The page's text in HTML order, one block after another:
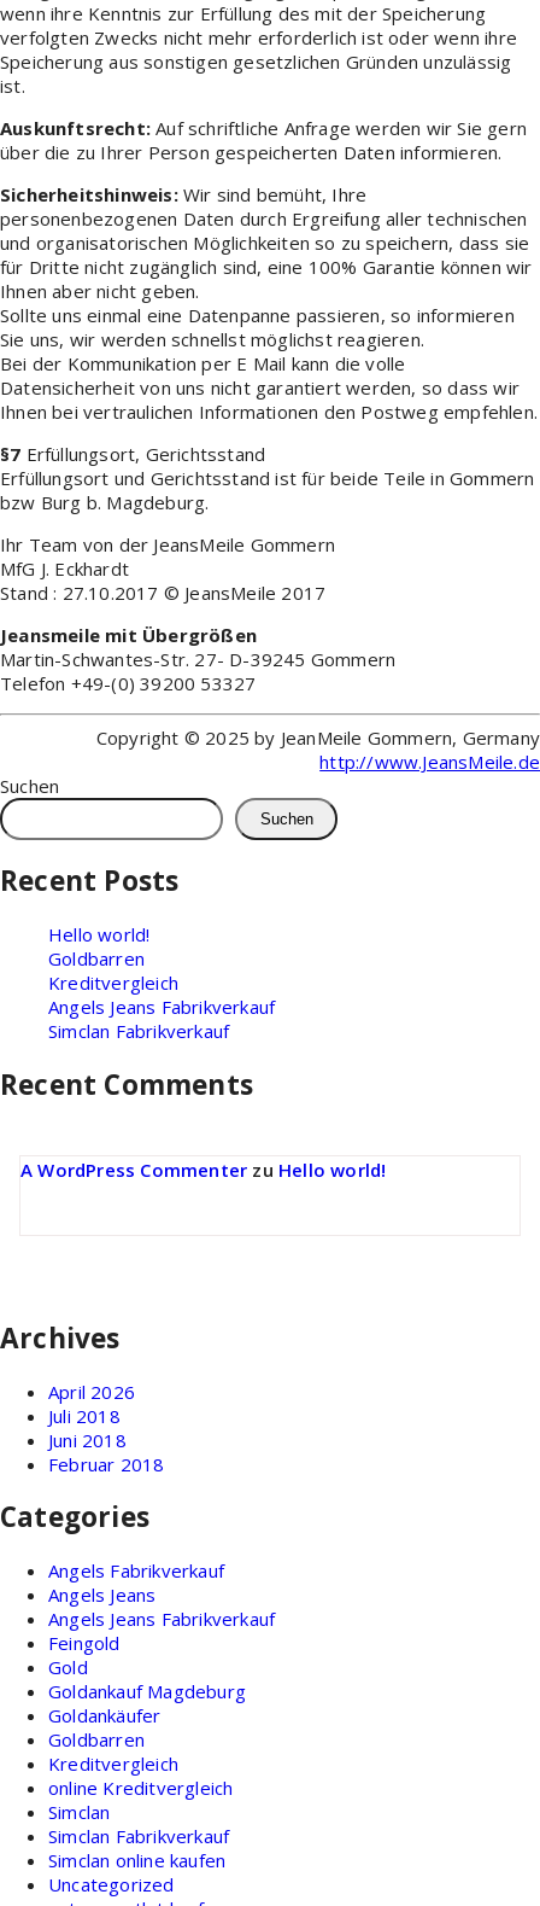
wenn ihre Kenntnis zur Erfüllung des mit der Speicherung
verfolgten Zwecks nicht mehr erforderlich ist oder wenn ihre
Speicherung aus sonstigen gesetzlichen Gründen unzulässig
ist.
Auskunftsrecht: Auf schriftliche Anfrage werden wir Sie gern
über die zu Ihrer Person gespeicherten Daten informieren.
Sicherheitshinweis:Wir sind bemüht, Ihre
personenbezogenen Daten durch Ergreifung aller technischen
und organisatorischen Möglichkeiten so zu speichern, dass sie
für Dritte nicht zugänglich sind, eine 100% Garantie können wir
Ihnen aber nicht geben.
Sollte uns einmal eine Datenpanne passieren, so informieren
Sie uns, wir werden schnellst möglichst reagieren.
Bei der Kommunikation per E Mail kann die volle
Datensicherheit von uns nicht garantiert werden, so dass wir
Ihnen bei vertraulichen Informationen den Postweg empfehlen.
§7 Erfüllungsort, Gerichtsstand
Erfüllungsort und Gerichtsstand ist für beide Teile in Gommern
bzw Burg b. Magdeburg.
Ihr Team von der JeansMeile Gommern
MfG J. Eckhardt
Stand : 27.10.2017 © JeansMeile 2017
Jeansmeile mit Übergrößen
Martin-Schwantes-Str. 27- D-39245 Gommern
Telefon +49-(0) 39200 53327
Copyright © 2025 by JeanMeile Gommern, Germany
http://www.JeansMeile.de
Suchen
Suchen
Recent Posts
Hello world!
Goldbarren
Kreditvergleich
Angels Jeans Fabrikverkauf
Simclan Fabrikverkauf
Recent Comments
A WordPress Commenter zu Hello world!
Archives
April 2026
Juli 2018
Juni 2018
Februar 2018
Categories
Angels Fabrikverkauf
Angels Jeans
Angels Jeans Fabrikverkauf
Feingold
Gold
Goldankauf Magdeburg
Goldankäufer
Goldbarren
Kreditvergleich
online Kreditvergleich
Simclan
Simclan Fabrikverkauf
Simclan online kaufen
Uncategorized